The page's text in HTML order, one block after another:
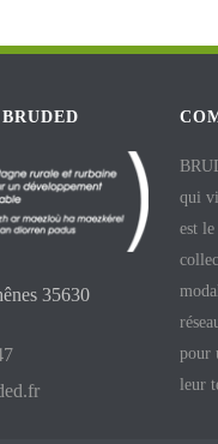
35630
qui
est
pour
leur